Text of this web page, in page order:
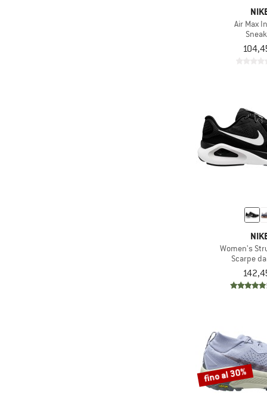
Air Max
Women's
Scarpe
fino al 30%